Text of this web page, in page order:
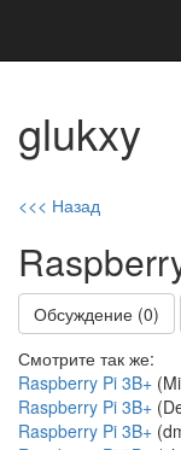
glukxy
<<< Назад
Обсуждение (0)
Смотрите так же:
Raspberry Pi 3B+
Raspberry Pi 3B+
Raspberry Pi 3B+